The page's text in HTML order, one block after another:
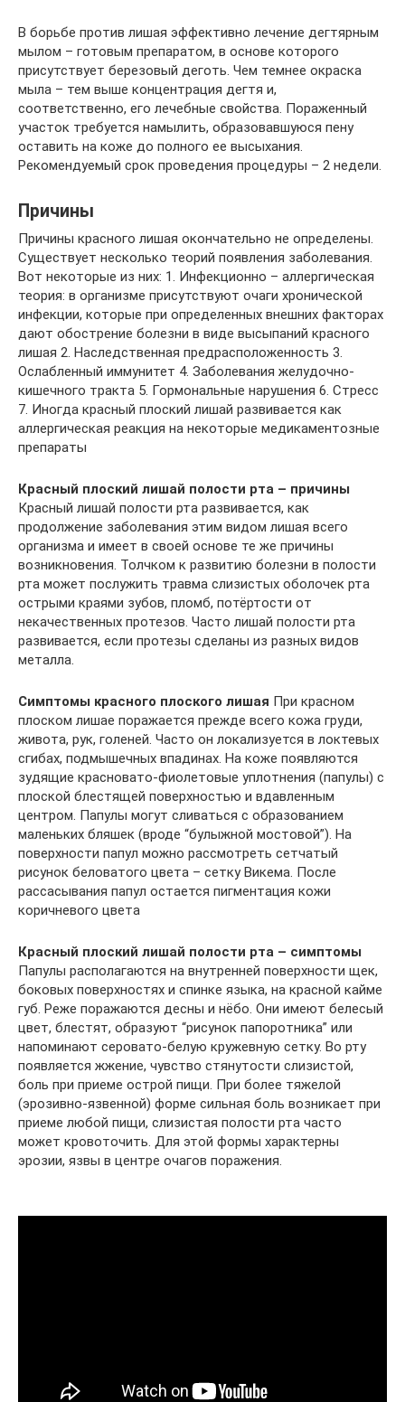
В борьбе против лишая эффективно лечение дегтярным
мылом – готовым препаратом, в основе которого
присутствует березовый деготь. Чем темнее окраска
мыла – тем выше концентрация дегтя и,
соответственно, его лечебные свойства. Пораженный
участок требуется намылить, образовавшуюся пену
оставить на коже до полного ее высыхания.
Рекомендуемый срок проведения процедуры – 2 недели.
Причины
Причины красного лишая окончательно не определены.
Существует несколько теорий появления заболевания.
Вот некоторые из них: 1. Инфекционно – аллергическая
теория: в организме присутствуют очаги хронической
инфекции, которые при определенных внешних факторах
дают обострение болезни в виде высыпаний красного
лишая 2. Наследственная предрасположенность 3.
Ослабленный иммунитет 4. Заболевания желудочно-
кишечного тракта 5. Гормональные нарушения 6. Стресс
7. Иногда красный плоский лишай развивается как
аллергическая реакция на некоторые медикаментозные
препараты
Красный плоский лишай полости рта – причины
Красный лишай полости рта развивается, как
продолжение заболевания этим видом лишая всего
организма и имеет в своей основе те же причины
возникновения. Толчком к развитию болезни в полости
рта может послужить травма слизистых оболочек рта
острыми краями зубов, пломб, потёртости от
некачественных протезов. Часто лишай полости рта
развивается, если протезы сделаны из разных видов
металла.
Симптомы красного плоского лишая При красном
плоском лишае поражается прежде всего кожа груди,
живота, рук, голеней. Часто он локализуется в локтевых
сгибах, подмышечных впадинах. На коже появляются
зудящие красновато-фиолетовые уплотнения (папулы) с
плоской блестящей поверхностью и вдавленным
центром. Папулы могут сливаться с образованием
маленьких бляшек (вроде “булыжной мостовой”). На
поверхности папул можно рассмотреть сетчатый
рисунок беловатого цвета – сетку Викема. После
рассасывания папул остается пигментация кожи
коричневого цвета
Красный плоский лишай полости рта – симптомы
Папулы располагаются на внутренней поверхности щек,
боковых поверхностях и спинке языка, на красной кайме
губ. Реже поражаются десны и нёбо. Они имеют белесый
цвет, блестят, образуют “рисунок папоротника” или
напоминают серовато-белую кружевную сетку. Во рту
появляется жжение, чувство стянутости слизистой,
боль при приеме острой пищи. При более тяжелой
(эрозивно-язвенной) форме сильная боль возникает при
приеме любой пищи, слизистая полости рта часто
может кровоточить. Для этой формы характерны
эрозии, язвы в центре очагов поражения.